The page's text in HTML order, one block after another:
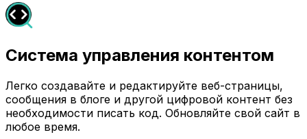
Система управления контентом
Легко создавайте и редактируйте веб-страницы,
сообщения в блоге и другой цифровой контент без
необходимости писать код. Обновляйте свой сайт в
любое время.